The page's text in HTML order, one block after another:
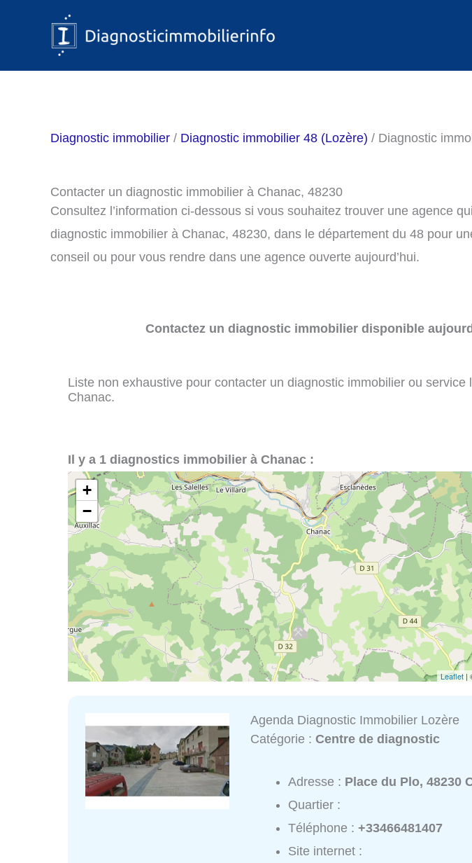
Diagnostic immobilier / Diagnostic immobilier 48 (Lozère) / Diagnostic
Contacter un diagnostic immobilier à Chanac, 48230
Consultez l’information ci-dessous si vous souhaitez trouver une agence
diagnostic immobilier à Chanac, 48230, dans le département du 48 pour
conseil ou pour vous rendre dans une agence ouverte aujourd’hui.
Contactez un diagnostic immobilier disponible
Liste non exhaustive pour contacter un diagnostic immobilier ou service
Chanac.
Il y a 1 diagnostics immobilier à Chanac :
+
−
Leaflet |
Agenda Diagnostic Immobilier Lozère
Catégorie :Centre de diagnostic
Adresse : Place du Plo, 48230
Quartier :
Téléphone :+33466481407
Site internet :